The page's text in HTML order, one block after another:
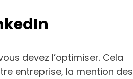
devez l’optimiser. Cela
entreprise, la mention des